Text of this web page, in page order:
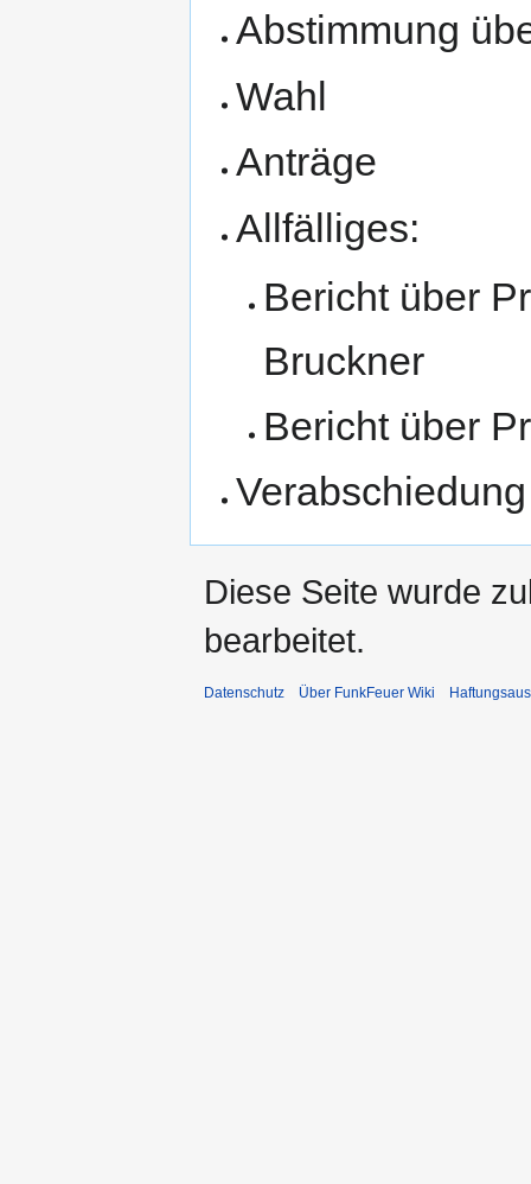
Abstimmung
Wahl
Anträge
Allfälliges:
Bericht über
Bruckner
Bericht über
Verabschiedung
Diese Seite wurde
bearbeitet.
Datenschutz Über FunkFeuer Wiki